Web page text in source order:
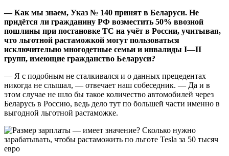
— Как мы знаем, Указ № 140 принят в Беларуси. Не
придётся ли гражданину РФ возместить 50% ввозной
пошлины при постановке ТС на учёт в России, учитывая,
что льготной растаможкой могут пользоваться
исключительно многодетные семьи и инвалиды I—II
групп, имеющие гражданство Беларуси?
— Я с подобным не сталкивался и о данных прецедентах
никогда не слышал, — отвечает наш собеседник. — Да и в
этом случае не шло бы такое количество автомобилей через
Беларусь в Россию, ведь дело тут по большей части именно в
выгодной льготной растаможке.